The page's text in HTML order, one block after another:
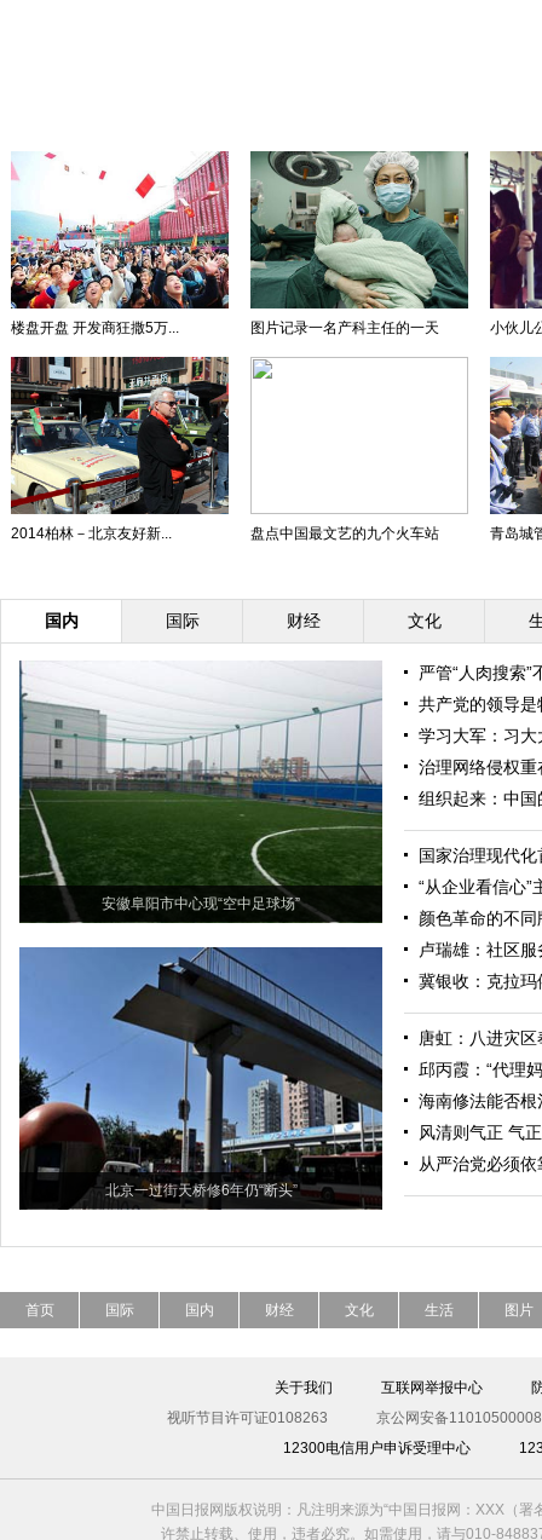
楼盘开盘 开发商狂撒5万... 图片记录一名产科主任的一天 小伙儿
2014柏林－北京友好新... 盘点中国最文艺的九个火车站 青岛城
国内 国际 财经 文化
安徽阜阳市中心现“空中足球场”
北京一过街天桥修6年仍“断头”
严管“人肉搜索”
共产党的领导
学习大军：习
治理网络侵权
组织起来：中国
国家治理现代
“从企业看信心”
颜色革命的不
卢瑞雄：社区
冀银收：克拉玛
唐虹：八进灾区
邱丙霞：“代理
海南修法能否
风清则气正 气
从严治党必须依
首页 国际 国内 财经 文化 生活 图片
关于我们 互联网举报中心
视听节目许可证0108263
京公网安备
12300电信用户申诉受理中心
中国日报网版权说明：凡注明来源为“中国日报网：XXX（
许禁止转载、使用，违者必究。如需使用，请与010-